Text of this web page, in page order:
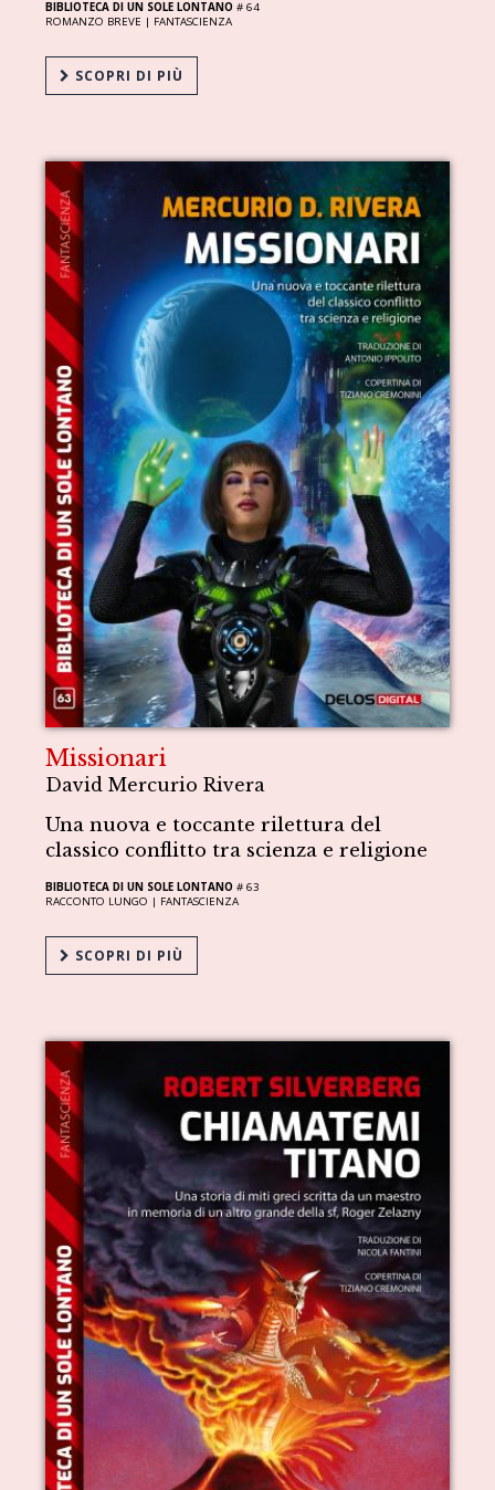
BIBLIOTECA DI UN SOLE LONTANO # 64
ROMANZO BREVE | FANTASCIENZA
SCOPRI DI PIÙ
Missionari
David Mercurio Rivera
Una nuova e toccante rilettura del
classico conflitto tra scienza e religione
BIBLIOTECA DI UN SOLE LONTANO # 63
RACCONTO LUNGO | FANTASCIENZA
SCOPRI DI PIÙ